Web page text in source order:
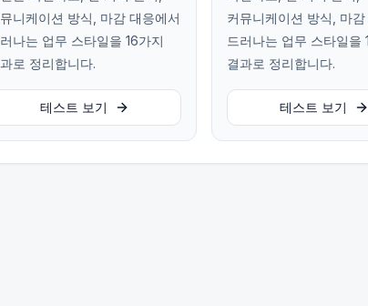
니케이션 방식, 마감 대응에서
나는 업무 스타일을 16가지
로 정리합니다.
테스트 보기
커뮤니케이션 방식, 마감
드러나는 업무 스타일을
결과로 정리합니다.
테스트 보기